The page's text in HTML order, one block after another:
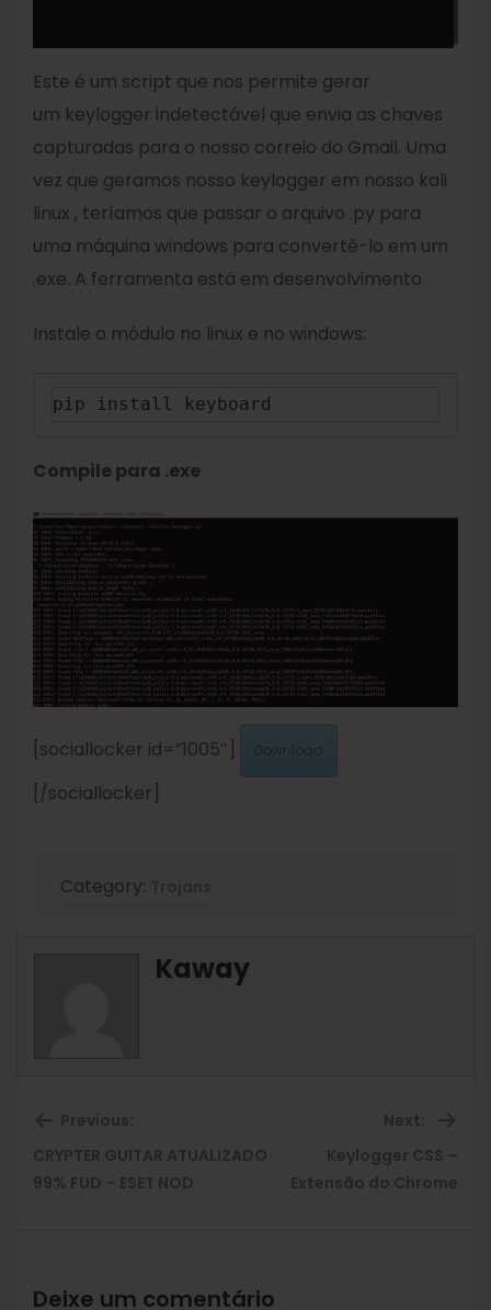
Este é um script que nos permite gerar
um keylogger indetectável que envia as chaves
capturadas para o nosso correio do Gmail. Uma
vez que geramos nosso keylogger em nosso kali
linux , teríamos que passar o arquivo .py para
uma máquina windows para convertê-lo em um
.exe. A ferramenta está em desenvolvimento.
Instale o módulo no linux e no windows:
pip install keyboard
Compile para .exe
[sociallocker id=”1005″] Download
[/sociallocker]
Category:
Kaway
Previous:
Previous
CRYPTER GUITAR ATUALIZADO
99% FUD – ESET NOD
Next:
Keylogger CSS –
Extensão do Chrome
Deixe um comentário